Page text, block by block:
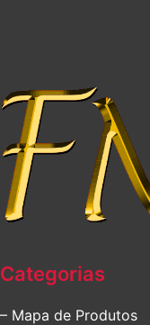
Categorias
– Mapa de Produtos